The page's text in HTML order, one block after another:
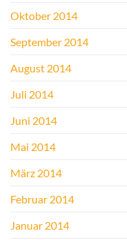
Oktober 2014
September 2014
August 2014
Juli 2014
Juni 2014
Mai 2014
März 2014
Februar 2014
Januar 2014